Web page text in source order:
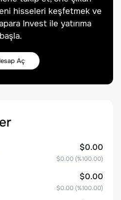
hisseleri keşfetmek ve
Invest ile yatırıma
başla.
Aç
$0.00
$0.00 (%100.00)
$0.00
$0.00 (%100.00)